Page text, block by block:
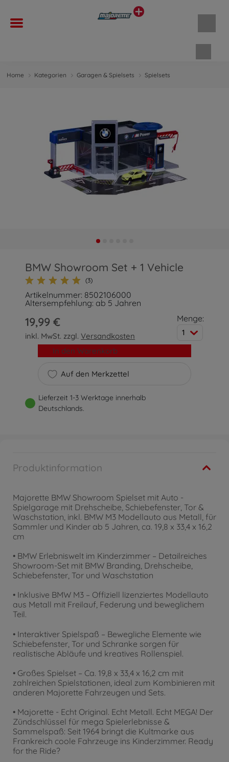
Home Kategorien Garagen & Spielsets Spielsets
BMW Showroom Set + 1 Vehicle
(3)
Artikelnummer: 8502106000
Altersempfehlung: ab 5 Jahren
19,99 €
inkl. MwSt. zzgl.Versandkosten
Menge:
1
Auf den Merkzettel
In den Warenkorb
Lieferzeit 1-3 Werktage innerhalb
Deutschlands.
Produktinformation
Majorette BMW Showroom Spielset mit Auto -
Spielgarage mit Drehscheibe, Schiebefenster, Tor &
Waschstation, inkl. BMW M3 Modellauto aus Metall, für
Sammler und Kinder ab 5 Jahren, ca. 19,8 x 33,4 x 16,2
cm
• BMW Erlebniswelt im Kinderzimmer – Detailreiches
Showroom-Set mit BMW Branding, Drehscheibe,
Schiebefenster, Tor und Waschstation
• Inklusive BMW M3 – Offiziell lizenziertes Modellauto
aus Metall mit Freilauf, Federung und beweglichem
Teil.
• Interaktiver Spielspaß – Bewegliche Elemente wie
Schiebefenster, Tor und Schranke sorgen für
realistische Abläufe und kreatives Rollenspiel.
• Großes Spielset – Ca. 19,8 x 33,4 x 16,2 cm mit
zahlreichen Spielstationen, ideal zum Kombinieren mit
anderen Majorette Fahrzeugen und Sets.
• Majorette - Echt Original. Echt Metall. Echt MEGA! Der
Zündschlüssel für mega Spielerlebnisse &
Sammelspaß: Seit 1964 bringt die Kultmarke aus
Frankreich coole Fahrzeuge ins Kinderzimmer. Ready
for the Ride?